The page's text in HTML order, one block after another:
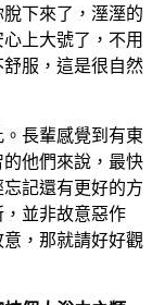
下來了，溼溼的
上大號了，不用
服，這是很自然
長輩感覺到有東
他們來說，最快
記還有更好的方
並非故意惡作
，那就請好好觀